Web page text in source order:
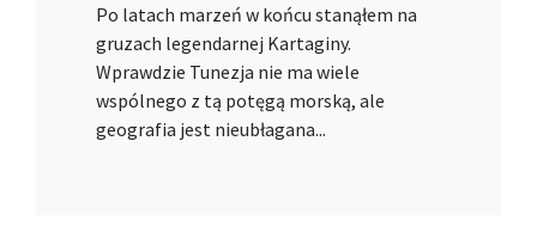
Po latach marzeń w końcu stanąłem na
gruzach legendarnej Kartaginy.
Wprawdzie Tunezja nie ma wiele
wspólnego z tą potęgą morską, ale
geografia jest nieubłagana...